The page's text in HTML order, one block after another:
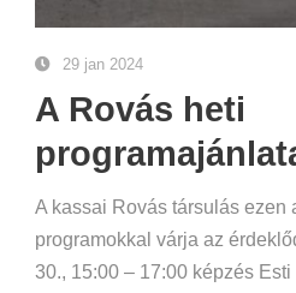
29 jan 2024
A Rovás heti
A kassai Rovás társulás ezen
programokkal várja az
30., 15:00 – 17:00 képzés